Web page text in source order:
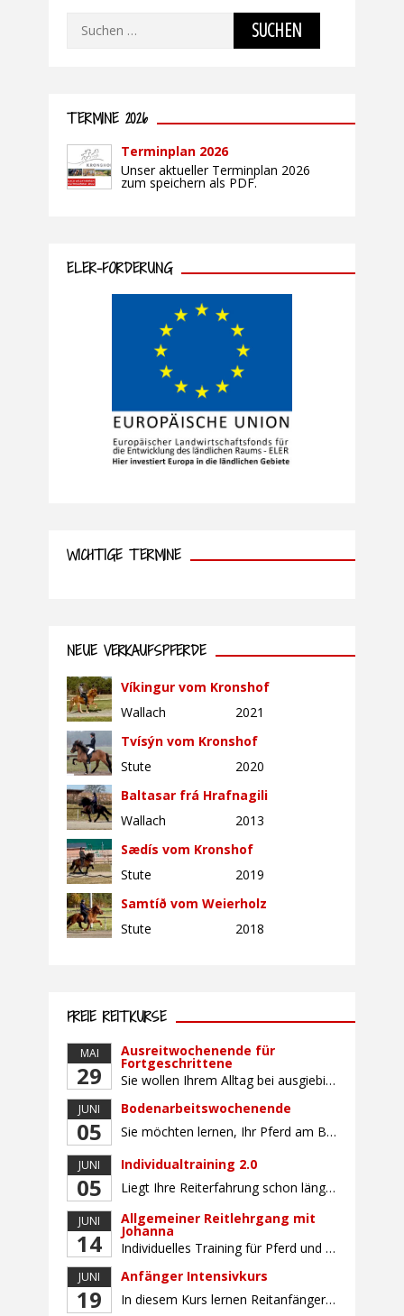
Suchen
TERMINE 2026
Terminplan 2026
Unser aktueller Terminplan 2026
zum speichern als PDF.
ELER-FÖRDERUNG
WICHTIGE TERMINE
NEUE VERKAUFSPFERDE
Víkingur vom Kronshof
Wallach
2021
Tvísýn vom Kronshof
Stute
2020
Baltasar frá Hrafnagili
Wallach
2013
Sædís vom Kronshof
Stute
2019
Samtíð vom Weierholz
Stute
2018
FREIE REITKURSE
MAI
29
Ausreitwochenende für
Fortgeschrittene
Sie wollen Ihrem Alltag bei ausgiebigen Ritten durch unser wunderschönes Gelände entfliehen? Dann ist das Ausreitwochenende genau das Richtige. Geübte und sichere Reiter und Reiterinnen genießen die herrliche Natur unter erfahrener Rittführung. Teilnahme mit Leih- oder eigenem Pferd möglich. Mindestteilnehmerzahl: 5 Personen
JUNI
05
Bodenarbeitswochenende
Sie möchten lernen, Ihr Pferd am Boden gezielt zu gymnastizieren und durch feine Kommunikation zu führen? Dieser Kurs vermittelt, wie gezieltes und korrektes Longieren zur gymnastizierenden Arbeit mit dem Pferd beitragen. Wir arbeiten mit Hilfe eines Kappzaums – ohne Ausbinder oder andere Hilfszügel. Im Mittelpunkt stehen feine Kommunikation, klare Körpersprache und präzise Hilfengebung mit dem […]
JUNI
05
Individualtraining 2.0
Liegt Ihre Reiterfahrung schon länger zurück oder fühlen Sie sich noch nicht richtig fit? Oder sind Sie bereits ein sicherer Reiter und freuen sich auf weiterführenden Unterricht? Training für Reiter:innen mit unterschiedlicher Reiterfahrung, auf die Wünsche und Kenntnisse des Einzelnen abgestimmt. Ein abwechslungsreiches Programm mit individuellem Reitunterricht und für Fortgeschrittene auch mit Gangtraining findet in […]
JUNI
14
Allgemeiner Reitlehrgang mit
Johanna
Individuelles Training für Pferd und Reiter, auf die Bedürfnisse und Wünsche des Einzelnen abgestimmt. Der Reitunterricht findet in Zweiergruppen statt. Profitieren Sie von dem großen Erfahrungsschatz unserer Reitlehrerin Johanna Beuk. Sie ist erfolgreich auf nationaler und internationaler Ebene mit unterschiedlichsten Pferden im Sport unterwegs und verfügt über langjährige Erfahrung bei der Ausbildung von Pferd und […]
JUNI
19
Anfänger Intensivkurs
In diesem Kurs lernen Reitanfänger:innen sowie unsichere Reiter:innen den sicheren und respektvollen Umgang mit dem Pferd. Ohne Stress und Angst werden Ihnen mit unserer bewährten Methode Schritt für Schritt Grundlagen wie Putzen, Satteln, Aufsteigen und erste Reitübungen im Schritt und ggf. Trab vermittelt. Sie werden bei allen Tätigkeiten rund ums Pferd von unseren erfahrenen Reitlehrern […]